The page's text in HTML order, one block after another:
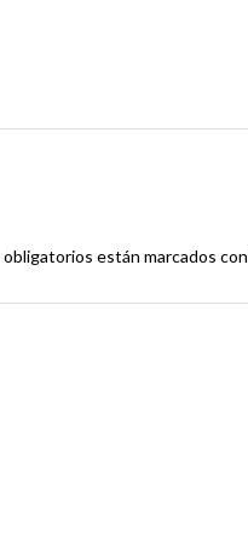
obligatorios están marcados con